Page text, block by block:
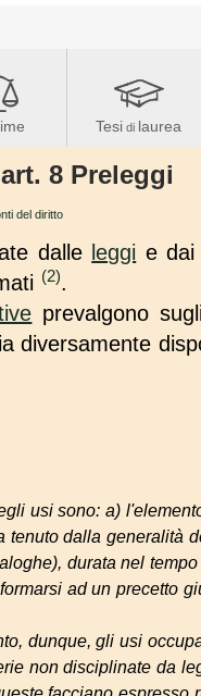
Tesi di laurea
8 Preleggi
del diritto
dalle leggi e dai
(2).
prevalgono
diversamente
usi sono: a) l'
tenuto dalla generalità
durata nel tempo
ad un precetto
dunque, gli usi
non disciplinate da